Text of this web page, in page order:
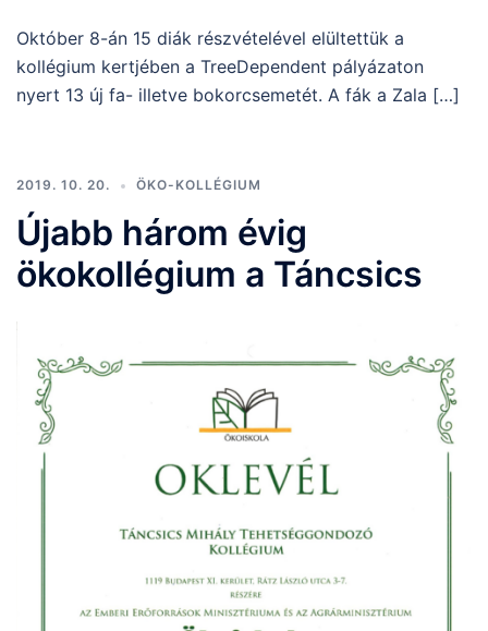
Október 8-án 15 diák részvételével elültettük a
kollégium kertjében a TreeDependent pályázaton
nyert 13 új fa- illetve bokorcsemetét. A fák a Zala […]
2019. 10. 20. ÖKO-KOLLÉGIUM
Újabb három évig
ökokollégium a Táncsics